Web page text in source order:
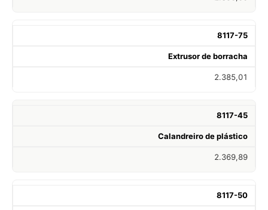
8117-75
Extrusor de borracha
2.385,01
8117-45
Calandreiro de plástico
2.369,89
8117-50